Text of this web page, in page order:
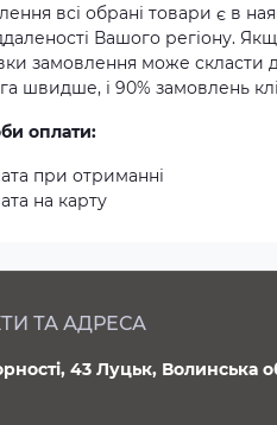
всі обрані товари є в
Вашого регіону.
замовлення може скласти
швидше, і 90% замовлень
оплати:
при отриманні
на карту
ТА АДРЕСА
43 Луцьк, Волинська